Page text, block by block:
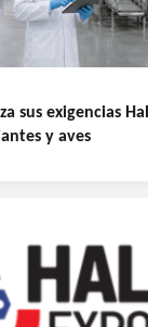
sus exigencias
y aves